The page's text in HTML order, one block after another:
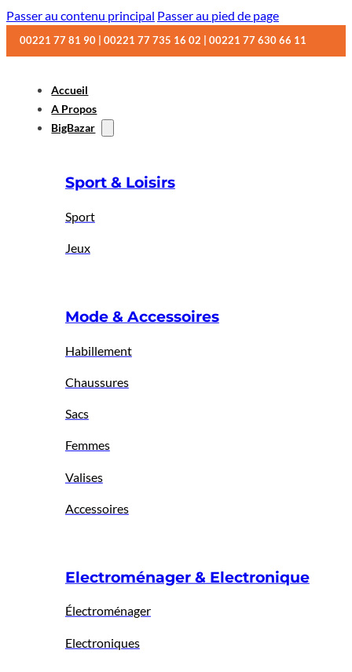
Passer au contenu principal Passer au pied de page
00221 77 81 90 | 00221 77 735 16 02 | 00221 77 630 66 11
Accueil
A Propos
BigBazar
Sport & Loisirs
Sport
Jeux
Mode & Accessoires
Habillement
Chaussures
Sacs
Femmes
Valises
Accessoires
Electroménager & Electronique
Électroménager
Electroniques